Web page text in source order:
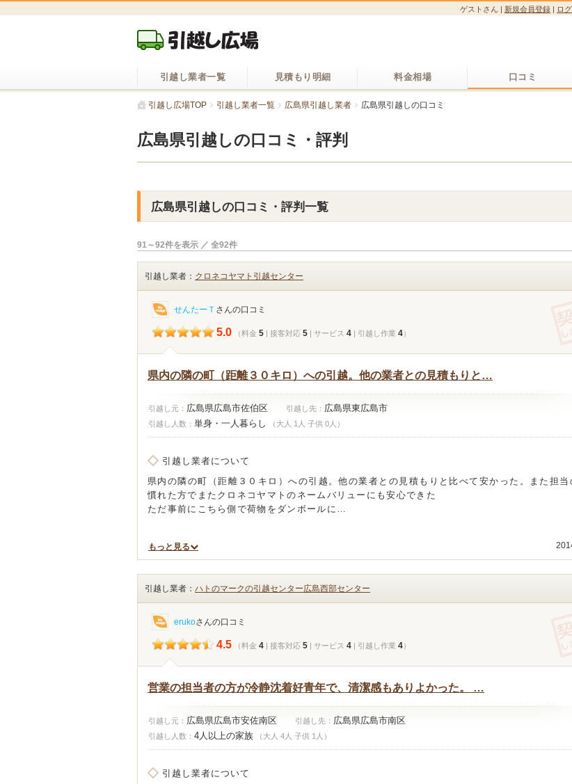
ゲストさん | 新規会員登録 | ロ
引越し業者一覧 見積もり明細 料金相場 口コミ
引越し広場TOP 引越し業者一覧 広島県引越し業者 広島県引越しの口コミ
広島県引越しの口コミ・評判
広島県引越しの口コミ・評判一覧
91～92件を表示 ／ 全92件
引越し業者： クロネコヤマト引越センター
せんたーＴ さんの口コミ
5.0 （料金 5 | 接客対応 5 | サービス 4 | 引越し作業 4）
県内の隣の町（距離３０キロ）への引越。他の業者との見積もりと…
引越し元： 広島県広島市佐伯区 引越し先： 広島県東広島市
引越し人数： 単身・一人暮らし （大人 1人 子供 0人）
引越し業者について
県内の隣の町（距離３０キロ）への引越。他の業者との見積もりと比べて安かった。また担当
慣れた方でまたクロネコヤマトのネームバリューにも安心できた
ただ事前にこちら側で荷物をダンボールに…
もっと見る
引越し業者： ハトのマークの引越センター広島西部センター
erukoさんの口コミ
4.5 （料金 4 | 接客対応 5 | サービス 4 | 引越し作業 4）
営業の担当者の方が冷静沈着好青年で、清潔感もありよかった。 …
引越し元： 広島県広島市安佐南区 引越し先： 広島県広島市南区
引越し人数： 4人以上の家族 （大人 4人 子供 1人）
引越し業者について